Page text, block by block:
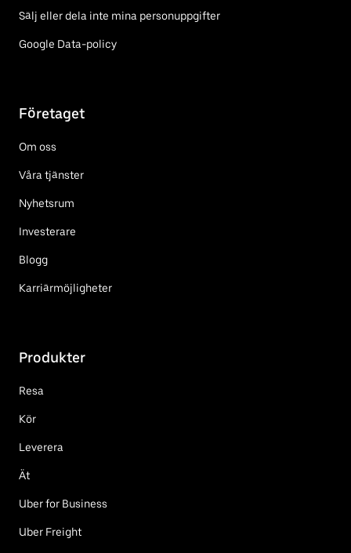
Sälj eller dela inte mina personuppgifter
Google Data-policy
Företaget
Om oss
Våra tjänster
Nyhetsrum
Investerare
Blogg
Karriärmöjligheter
Produkter
Resa
Kör
Leverera
Ät
Uber for Business
Uber Freight